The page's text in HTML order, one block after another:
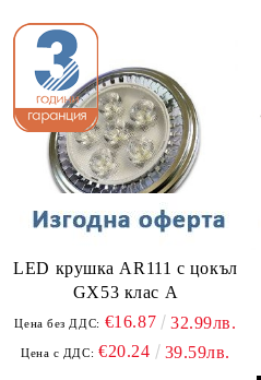
LED крушка AR111 с цокъл
GX53 клас А
Цена без ДДС: €16.87 32.99лв.
Цена с ДДС: €20.24 39.59лв.